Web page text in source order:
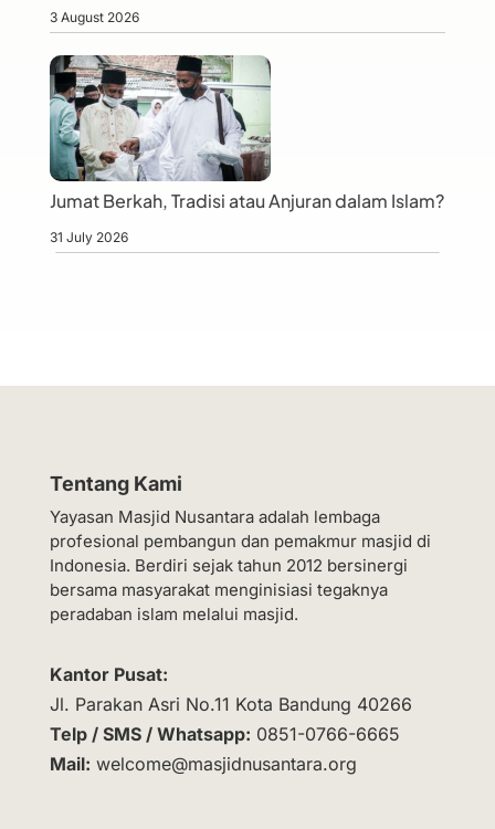
3 August 2026
Jumat Berkah, Tradisi atau Anjuran dalam Islam?
31 July 2026
Tentang Kami
Yayasan Masjid Nusantara adalah lembaga
profesional pembangun dan pemakmur masjid di
Indonesia. Berdiri sejak tahun 2012 bersinergi
bersama masyarakat menginisiasi tegaknya
peradaban islam melalui masjid.
Kantor Pusat:
Jl. Parakan Asri No.11 Kota Bandung 40266
Telp / SMS / Whatsapp: 0851-0766-6665
Mail: welcome@masjidnusantara.org